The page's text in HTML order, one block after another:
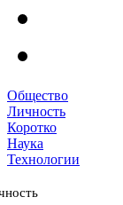
Общество
Личность
Коротко
Наука
Технологии